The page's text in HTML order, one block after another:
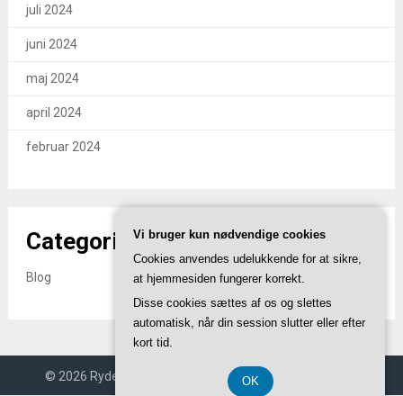
juli 2024
juni 2024
maj 2024
april 2024
februar 2024
Categories
Blog
© 2026 Rydendahlforlag.dk | Theme by SuperbThemes
Vi bruger kun nødvendige cookies
Cookies anvendes udelukkende for at sikre,
at hjemmesiden fungerer korrekt.
Disse cookies sættes af os og slettes
automatisk, når din session slutter eller efter
kort tid.
OK